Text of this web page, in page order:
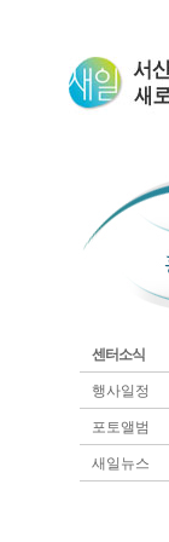
센터소식
행사일정
포토앨범
새일뉴스